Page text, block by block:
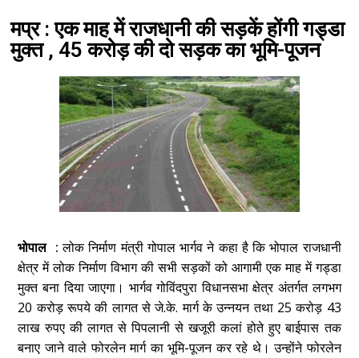
मप्र : एक माह में राजधानी की सड़कें होंगी गड्डा
मुक्त , 45 करोड़ की दो सड़क का भूमि-पूजन
भोपाल : लोक निर्माण मंत्री गोपाल भार्गव ने कहा है कि भोपाल राजधानी
क्षेत्र में लोक निर्माण विभाग की सभी सड़कों को आगामी एक माह में गड्डा
मुक्त बना दिया जाएगा। भार्गव गोविंदपुरा विधानसभा क्षेत्र अंतर्गत लगभग
20 करोड़ रूपये की लागत से जे.के. मार्ग के उन्नयन तथा 25 करोड़ 43
लाख रुपए की लागत से पिपलानी से खजूरी कलां होते हुए बाईपास तक
बनाए जाने वाले फोरलेन मार्ग का भूमि-पूजन कर रहे थे। उन्होंने फोरलेन